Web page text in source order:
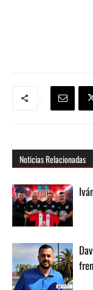
Noticias Relacionadas